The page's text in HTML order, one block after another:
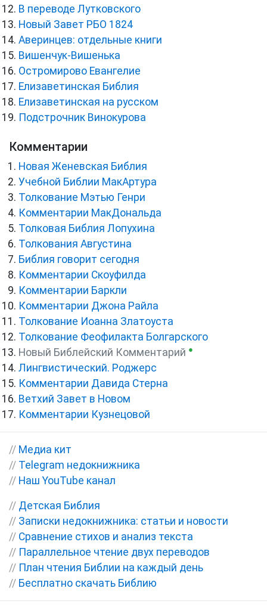
В переводе Лутковского
Новый Завет РБО 1824
Аверинцев: отдельные книги
Вишенчук-Вишенька
Остромирово Евангелие
Елизаветинская Библия
Елизаветинская на русском
Подстрочник Винокурова
Комментарии
Новая Женевская Библия
Учебной Библии МакАртура
Толкование Мэтью Генри
Комментарии МакДональда
Толковая Библия Лопухина
Толкования Августина
Библия говорит сегодня
Комментарии Скоуфилда
Комментарии Баркли
Комментарии Джона Райла
Толкование Иоанна Златоуста
Толкование Феофилакта Болгарского
Новый Библейский Комментарий ●
Лингвистический. Роджерс
Комментарии Давида Стерна
Ветхий Завет в Новом
Комментарии Кузнецовой
// Медиа кит
// Telegram недокнижника
// Наш YouTube канал
// Детская Библия
// Записки недокнижника: статьи и новости
// Сравнение стихов и анализ текста
// Параллельное чтение двух переводов
// План чтения Библии на каждый день
// Бесплатно скачать Библию